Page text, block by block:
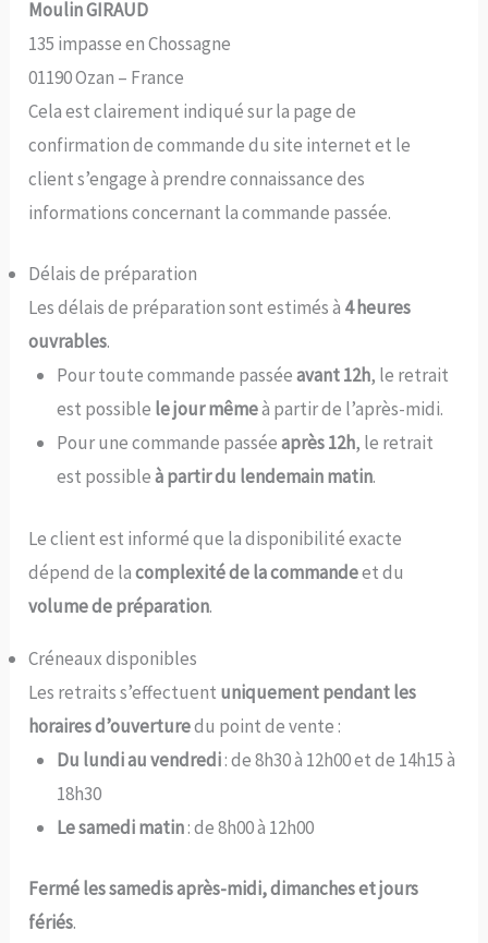
Moulin GIRAUD
135 impasse en Chossagne
01190 Ozan – France
Cela est clairement indiqué sur la page de
confirmation de commande du site internet et le
client s’engage à prendre connaissance des
informations concernant la commande passée.
Délais de préparation
Les délais de préparation sont estimés à 4 heures
ouvrables.
Pour toute commande passéeavant 12h, le retrait
est possible le jour mêmeà partir de l’après-midi.
Pour une commande passéeaprès 12h, le retrait
est possibleà partir du lendemain matin.
Le client est informé que la disponibilité exacte
dépend de lacomplexité de la commandeet du
volume de préparation.
Créneaux disponibles
Les retraits s’effectuent uniquement pendant les
horaires d’ouverturedu point de vente :
Du lundi au vendredi: de 8h30 à 12h00 et de 14h15 à
18h30
Le samedi matin: de 8h00 à 12h00
Fermé les samedis après-midi, dimanches et jours
fériés.